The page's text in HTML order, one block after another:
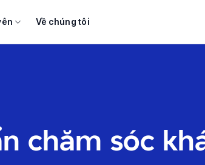
Về chúng tôi
chăm sóc